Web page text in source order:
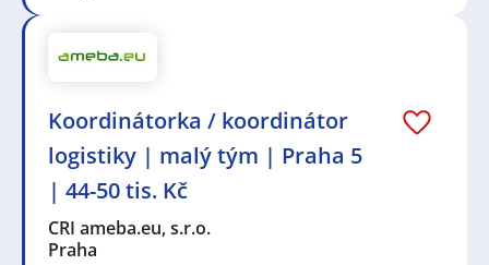
Koordinátorka / koordinátor
logistiky | malý tým | Praha 5
| 44-50 tis. Kč
CRI ameba.eu, s.r.o.
Praha